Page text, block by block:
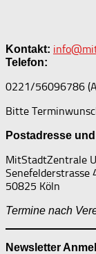
Kontakt:
Telefon:
0221/56096786
Bitte
Postadresse
MitStadtZentrale
Senefelderstrasse
50825 Köln
Termine nach
Newsletter